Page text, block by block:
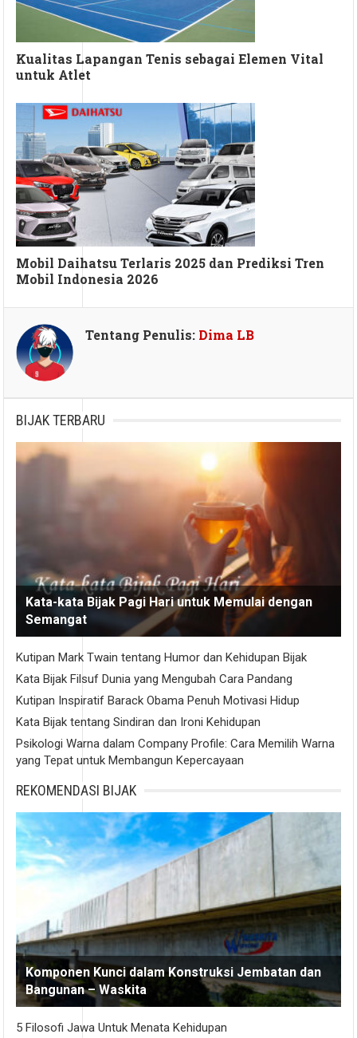
Kualitas Lapangan Tenis sebagai Elemen Vital
untuk Atlet
Mobil Daihatsu Terlaris 2025 dan Prediksi Tren
Mobil Indonesia 2026
Tentang Penulis: Dima LB
BIJAK TERBARU
Kata-kata Bijak Pagi Hari untuk Memulai dengan
Semangat
Kutipan Mark Twain tentang Humor dan Kehidupan Bijak
Kata Bijak Filsuf Dunia yang Mengubah Cara Pandang
Kutipan Inspiratif Barack Obama Penuh Motivasi Hidup
Kata Bijak tentang Sindiran dan Ironi Kehidupan
Psikologi Warna dalam Company Profile: Cara Memilih Warna
yang Tepat untuk Membangun Kepercayaan
REKOMENDASI BIJAK
Komponen Kunci dalam Konstruksi Jembatan dan
Bangunan – Waskita
5 Filosofi Jawa Untuk Menata Kehidupan